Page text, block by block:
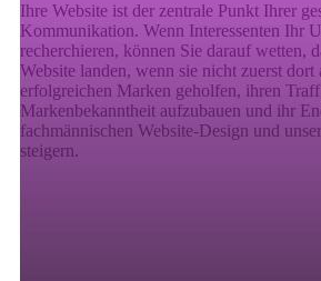
Ihre Website ist der zentrale Punkt Ihrer
Kommunikation. Wenn Interessenten Ihr
recherchieren, können Sie darauf wetten,
Website landen, wenn sie nicht zuerst dort
erfolgreichen Marken geholfen, ihren
Markenbekanntheit aufzubauen und ihr
fachmännischen Website-Design und
steigern.